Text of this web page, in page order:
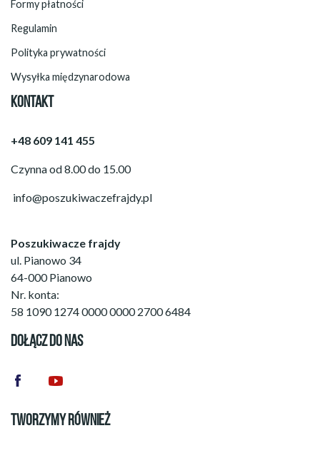
Formy płatności
Regulamin
Polityka prywatności
Wysyłka międzynarodowa
KONTAKT
+48 609 141 455
Czynna od 8.00 do 15.00
info@poszukiwaczefrajdy.pl
Poszukiwacze frajdy
ul. Pianowo 34
64-000 Pianowo
Nr. konta:
58 1090 1274 0000 0000 2700 6484
DOŁĄCZ DO NAS
TWORZYMY RÓWNIEŻ